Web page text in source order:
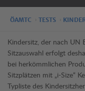
ÖAMTC TESTS
Kindersitz, der nach UN
Sitzauswahl erfolgt
bei herkömmlichen
Sitzplätzen mit „i-Size“
Typliste des